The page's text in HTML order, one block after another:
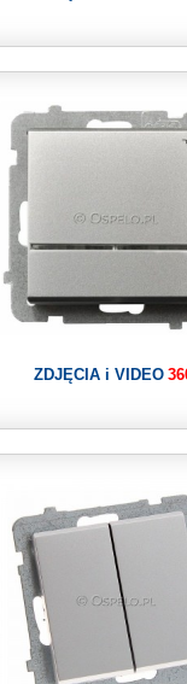
ZDJĘCIA i VIDEO